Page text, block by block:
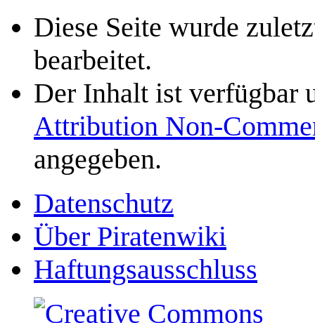
Diese Seite wurde
bearbeitet.
Der Inhalt ist verfügbar
Attribution Non-
angegeben.
Datenschutz
Über Piratenwiki
Haftungsausschluss